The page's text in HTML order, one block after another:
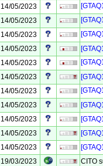
14/05/2023
14/05/2023
14/05/2023
14/05/2023
14/05/2023
14/05/2023
14/05/2023
14/05/2023
14/05/2023
14/05/2023
14/05/2023
19/03/2023
CITO